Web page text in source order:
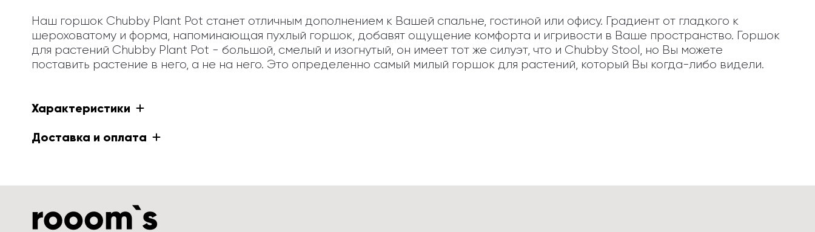
Наш горшок Chubby Plant Pot станет отличным дополнением к Вашей спальне, гостиной или офису. Градиент от гладкого к
шероховатому и форма, напоминающая пухлый горшок, добавят ощущение комфорта и игривости в Ваше пространство. Горшок
для растений Chubby Plant Pot - большой, смелый и изогнутый, он имеет тот же силуэт, что и Chubby Stool, но Вы можете
поставить растение в него, а не на него. Это определенно самый милый горшок для растений, который Вы когда-либо видели.
Характеристики
Доставка и оплата